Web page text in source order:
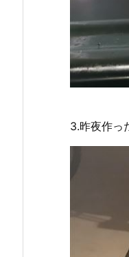
3.昨夜作っ